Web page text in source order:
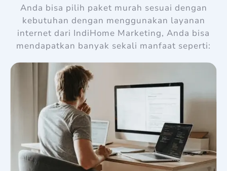
Anda bisa pilih paket murah sesuai dengan
kebutuhan dengan menggunakan layanan
internet dari IndiHome Marketing, Anda bisa
mendapatkan banyak sekali manfaat seperti: